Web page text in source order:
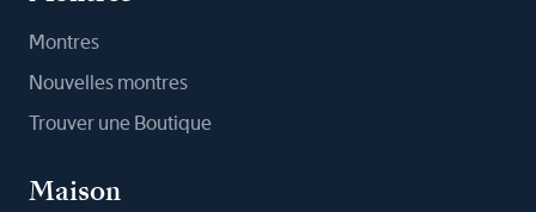
Montres
Nouvelles montres
Trouver une Boutique
Maison